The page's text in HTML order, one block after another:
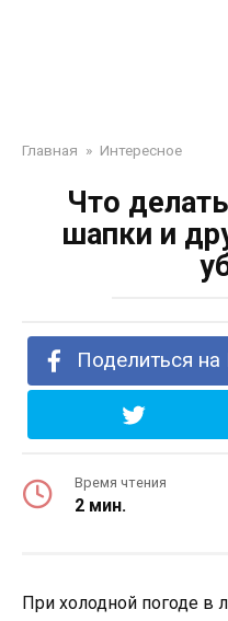
Главная » Интересное
Что
шапки и
Поделиться на
Время чтения
2 мин.
При холодной погоде в